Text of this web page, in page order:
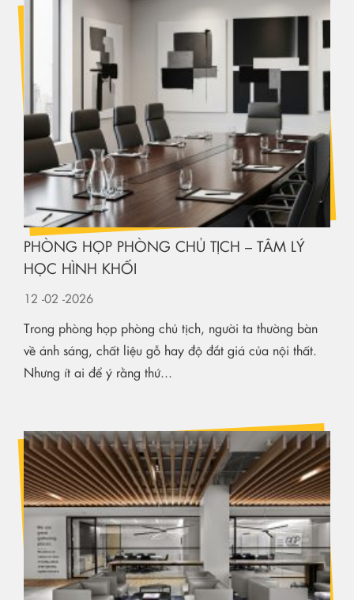
PHÒNG HỌP PHÒNG CHỦ TỊCH – TÂM LÝ
HỌC HÌNH KHỐI
12 -02 -2026
Trong phòng họp phòng chủ tịch, người ta thường bàn
về ánh sáng, chất liệu gỗ hay độ đắt giá của nội thất.
Nhưng ít ai để ý rằng thứ...